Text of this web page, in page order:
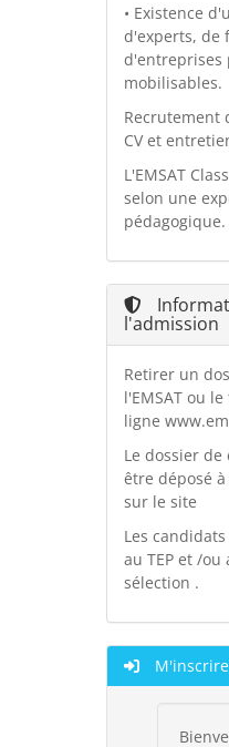
• Existence
d'experts, de
d'entreprises
mobilisables.
Recrutement
CV et
L'EMSAT
selon une
pédagogique.
l'admission
Retirer un
l'EMSAT ou
ligne
Le dossier
être déposé
sur le site
Les
au TEP et /ou
sélection .